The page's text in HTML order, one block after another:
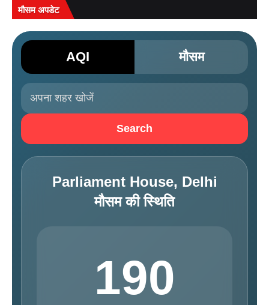
मौसम अपडेट
AQI मौसम
Search
Parliament House, Delhi
मौसम की स्थिति
190